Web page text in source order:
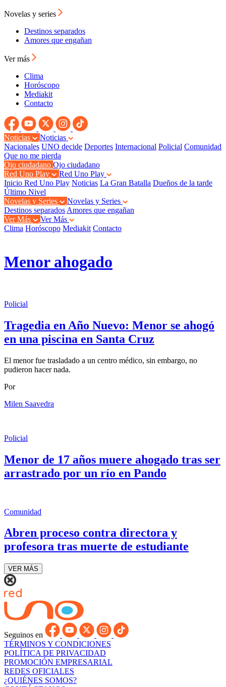
Novelas y series
Destinos separados
Amores que engañan
Ver más
Clima
Horóscopo
Mediakit
Contacto
Noticias
Noticias
Nacionales UNO decide Deportes Internacional Policial Comunidad
Que no me pierda
Ojo ciudadano Ojo ciudadano
Red Uno Play
Red Uno Play
Inicio Red Uno Play Noticias La Gran Batalla Dueños de la tarde
Último Nivel
Novelas y Series
Novelas y Series
Destinos separados Amores que engañan
Ver Más
Ver Más
Clima Horóscopo Mediakit Contacto
Menor ahogado
Policial
Tragedia en Año Nuevo: Menor se ahogó
en una piscina en Santa Cruz
El menor fue trasladado a un centro médico, sin embargo, no
pudieron hacer nada.
Por
Milen Saavedra
Policial
Menor de 17 años muere ahogado tras ser
arrastrado por un río en Pando
Comunidad
Abren proceso contra directora y
profesora tras muerte de estudiante
VER MÁS
Seguinos en
TÉRMINOS Y CONDICIONES
POLÍTICA DE PRIVACIDAD
PROMOCIÓN EMPRESARIAL
REDES OFICIALES
¿QUIÉNES SOMOS?